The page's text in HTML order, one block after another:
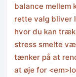
balance mellem
rette valg bliver
hvor du kan
stress smelte
tænker på at
at øje for